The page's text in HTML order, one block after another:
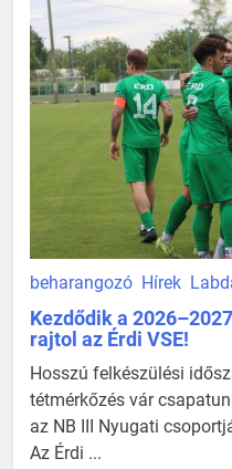
beharangozó Hírek
Kezdődik a
rajtol az Érdi VSE!
Hosszú felkészülési
tétmérkőzés vár
az NB III Nyugati
Az Érdi ...